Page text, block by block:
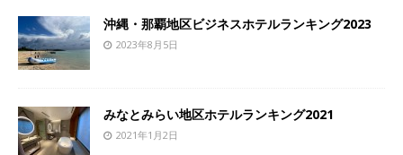
沖縄・那覇地区ビジネスホテルランキング2023
2023年8月5日
みなとみらい地区ホテルランキング2021
2021年1月2日